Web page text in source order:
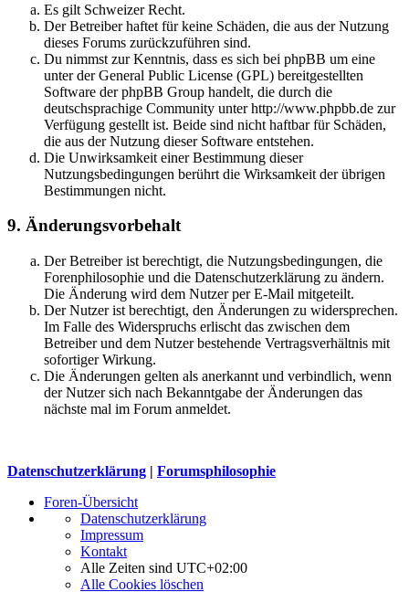
Es gilt Schweizer Recht.
Der Betreiber haftet für keine Schäden, die aus der Nutzung
dieses Forums zurückzuführen sind.
Du nimmst zur Kenntnis, dass es sich bei phpBB um eine
unter der General Public License (GPL) bereitgestellten
Software der phpBB Group handelt, die durch die
deutschsprachige Community unter http://www.phpbb.de zur
Verfügung gestellt ist. Beide sind nicht haftbar für Schäden,
die aus der Nutzung dieser Software entstehen.
Die Unwirksamkeit einer Bestimmung dieser
Nutzungsbedingungen berührt die Wirksamkeit der übrigen
Bestimmungen nicht.
9. Änderungsvorbehalt
Der Betreiber ist berechtigt, die Nutzungsbedingungen, die
Forenphilosophie und die Datenschutzerklärung zu ändern.
Die Änderung wird dem Nutzer per E-Mail mitgeteilt.
Der Nutzer ist berechtigt, den Änderungen zu widersprechen.
Im Falle des Widerspruchs erlischt das zwischen dem
Betreiber und dem Nutzer bestehende Vertragsverhältnis mit
sofortiger Wirkung.
Die Änderungen gelten als anerkannt und verbindlich, wenn
der Nutzer sich nach Bekanntgabe der Änderungen das
nächste mal im Forum anmeldet.
Datenschutzerklärung | Forumsphilosophie
Foren-Übersicht
Datenschutzerklärung
Impressum
Kontakt
Alle Zeiten sind UTC+02:00
Alle Cookies löschen